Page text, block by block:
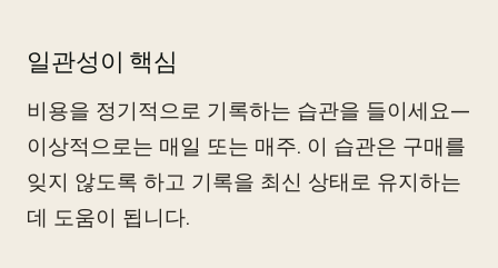
일관성이 핵심
비용을 정기적으로 기록하는 습관을 들이세요—
이상적으로는 매일 또는 매주. 이 습관은 구매를
잊지 않도록 하고 기록을 최신 상태로 유지하는
데 도움이 됩니다.